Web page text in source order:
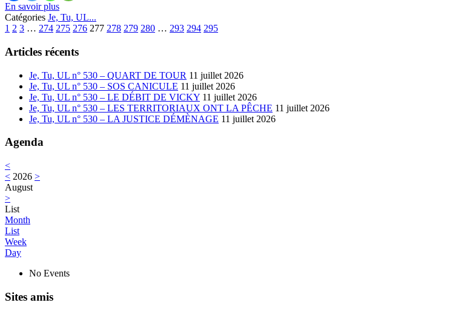
En savoir plusJe,
Tu,
UL…
Septembre
N°
74
Catégories Je, Tu, UL...
Previous
1 2 3 … 274 275 276 277 278 279 280 … 293 294 295Next
Articles récents
Je, Tu, UL n° 530 – QUART DE TOUR 11 juillet 2026
Je, Tu, UL n° 530 – SOS CANICULE 11 juillet 2026
Je, Tu, UL n° 530 – LE DÉBIT DE VICKY 11 juillet 2026
Je, Tu, UL n° 530 – LES TERRITORIAUX ONT LA PÊCHE 11 juillet 2026
Je, Tu, UL n° 530 – LA JUSTICE DÉMÈNAGE 11 juillet 2026
Agenda
<
< 2026 >
August
>
List
Month
List
Week
Day
No Events
Sites amis